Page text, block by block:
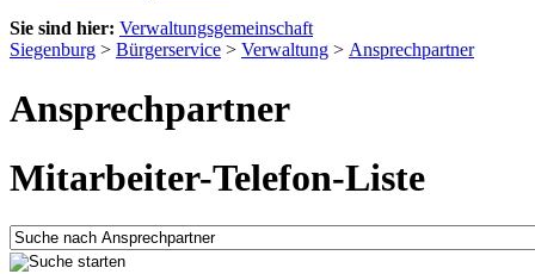
Sie sind hier: Verwaltungsgemeinschaft
Siegenburg > Bürgerservice > Verwaltung > Ansprechpartner
Ansprechpartner
Mitarbeiter-Telefon-Liste